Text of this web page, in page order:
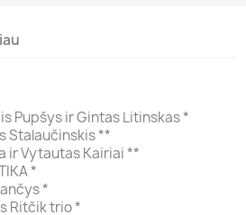
Pupšys ir Gintas Litinskas *
Stalaučinskis **
ir Vytautas Kairiai **
*
*
Ritčik trio *